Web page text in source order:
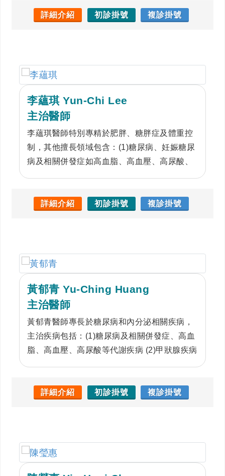
詳細介紹
初診掛號 複診掛號
李蘊琪 Yun-Chi Lee
主治醫師
李蘊琪醫師特別專精於肥胖、糖胖症及體重控
制，其他擅長領域包含：(1)糖尿病、妊娠糖尿
病及相關併發症如高血脂、高血壓、高尿酸、
腺、腎上腺、腦垂體等內分泌病
詳細介紹 初診掛號 複診掛號
黃郁青 Yu-Ching Huang
主治醫師
黃郁青醫師專長於糖尿病和內分泌相關疾病，
主治疾病包括：(1)糖尿病及相關併發症、高血
脂、高血壓、高尿酸等代謝疾病 (2)甲狀腺疾病
詳細介紹
初診掛號 複診掛號